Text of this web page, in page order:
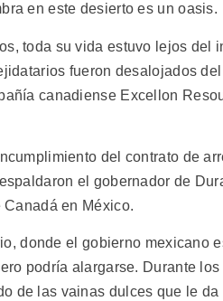
en este desierto es un oasis.
toda su vida estuvo lejos del
fueron desalojados
canadiense Excellon
del contrato de
el gobernador de
en México.
donde el gobierno mexicano
podría alargarse. Durante
de las vainas dulces que le da